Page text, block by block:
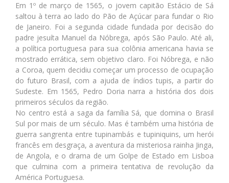
Em 1º de março de 1565, o jovem capitão Estácio de Sá
saltou à terra ao lado do Pão de Açúcar para fundar o Rio
de Janeiro. Foi a segunda cidade fundada por decisão do
padre jesuíta Manuel da Nóbrega, após São Paulo. Até ali,
a política portuguesa para sua colônia americana havia se
mostrado errática, sem objetivo claro. Foi Nóbrega, e não
a Coroa, quem decidiu começar um processo de ocupação
do futuro Brasil, com a ajuda de índios tupis, a partir do
Sudeste. Em 1565, Pedro Doria narra a história dos dois
primeiros séculos da região.
No centro está a saga da família Sá, que domina o Brasil
Sul por mais de um século. Mas é também uma história de
guerra sangrenta entre tupinambás e tupiniquins, um herói
francês em desgraça, a aventura da misteriosa rainha Jinga,
de Angola, e o drama de um Golpe de Estado em Lisboa
que culmina com a primeira tentativa de revolução da
América Portuguesa.